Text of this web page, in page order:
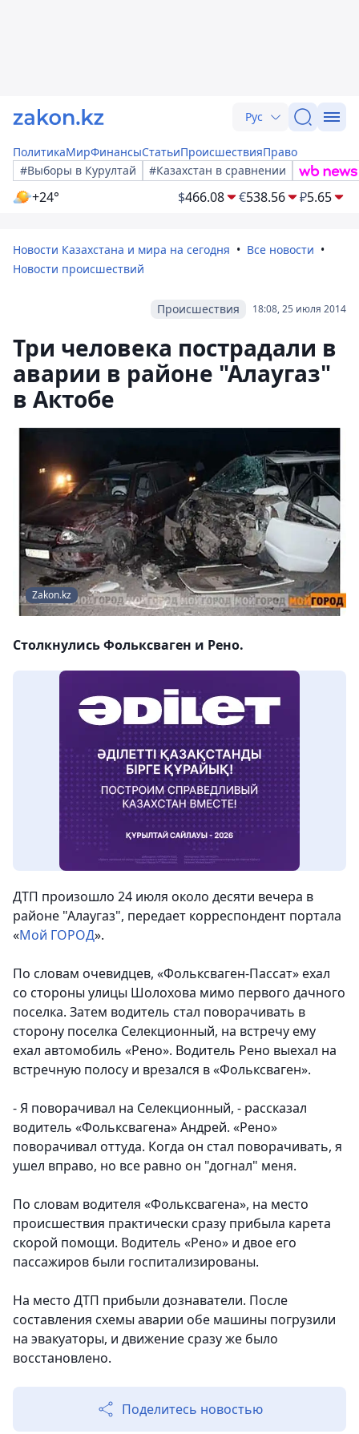
Рус
ПолитикаМирФинансыСтатьиПроисшествияПраво
#Выборы в Курултай
#Казахстан в сравнении
+24° $466.08 €538.56 ₽5.65
Новости Казахстана и мира на сегодня
Все новости
Новости происшествий
18:08, 25 июля 2014
Происшествия
Три человека пострадали в
аварии в районе "Алаугаз"
в Актобе
Zakon.kz
Столкнулись Фольксваген и Рено.
ДТП произошло 24 июля около десяти вечера в
районе "Алаугаз", передает корреспондент портала
«Мой ГОРОД».
По словам очевидцев, «Фольксваген-Пассат» ехал
со стороны улицы Шолохова мимо первого дачного
поселка. Затем водитель стал поворачивать в
сторону поселка Селекционный, на встречу ему
ехал автомобиль «Рено». Водитель Рено выехал на
встречную полосу и врезался в «Фольксваген».
- Я поворачивал на Селекционный, - рассказал
водитель «Фольксвагена» Андрей. «Рено»
поворачивал оттуда. Когда он стал поворачивать, я
ушел вправо, но все равно он "догнал" меня.
По словам водителя «Фольксвагена», на место
происшествия практически сразу прибыла карета
скорой помощи. Водитель «Рено» и двое его
пассажиров были госпитализированы.
На место ДТП прибыли дознаватели. После
составления схемы аварии обе машины погрузили
на эвакуаторы, и движение сразу же было
восстановлено.
Поделитесь новостью